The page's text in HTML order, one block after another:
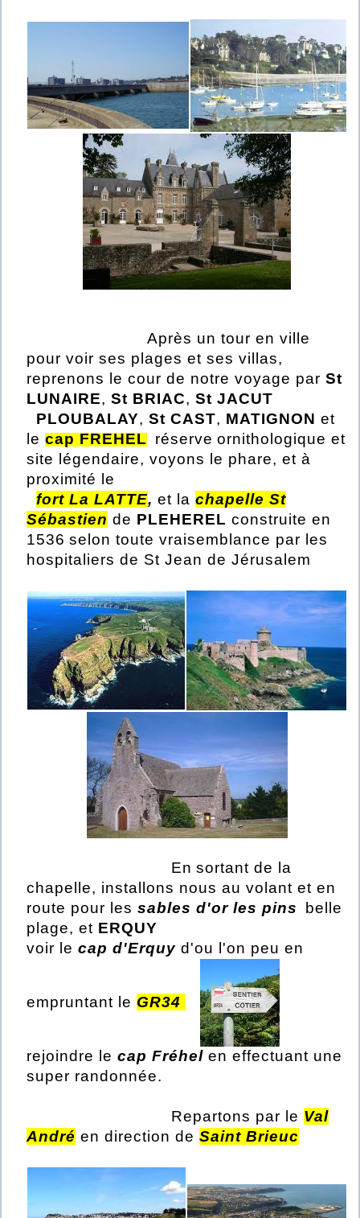
Après un tour en ville
pour voir ses plages et ses villas,
reprenons le cour de notre voyage par St
LUNAIRE, St BRIAC, St JACUT
PLOUBALAY, St CAST, MATIGNON et
le cap FREHEL réserve ornithologique et
site légendaire, voyons le phare, et à
proximité le
fort La LATTE, et la chapelle St
Sébastien de PLEHEREL construite en
1536 selon toute vraisemblance par les
hospitaliers de St Jean de Jérusalem
En sortant de la
chapelle, installons nous au volant et en
route pour les sables d'or les pins
belle
plage, et ERQUY
voir le cap d'Erquy d'ou l'on peu en
empruntant le GR34
rejoindre le cap Fréhel en effectuant une
super randonnée.
Repartons par le Val
André en direction de Saint Brieuc